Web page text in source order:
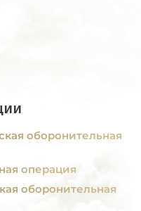
оборонительная
операция
оборонительная